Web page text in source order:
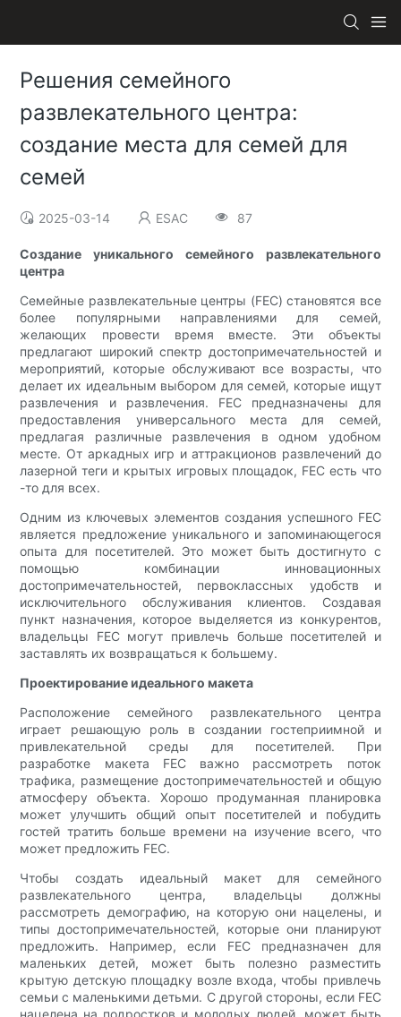
Решения семейного
развлекательного центра:
создание места для семей для
семей
2025-03-14 ESAC 87
Создание уникального семейного развлекательного
центра
Семейные развлекательные центры (FEC) становятся все
более популярными направлениями для семей,
желающих провести время вместе. Эти объекты
предлагают широкий спектр достопримечательностей и
мероприятий, которые обслуживают все возрасты, что
делает их идеальным выбором для семей, которые ищут
развлечения и развлечения. FEC предназначены для
предоставления универсального места для семей,
предлагая различные развлечения в одном удобном
месте. От аркадных игр и аттракционов развлечений до
лазерной теги и крытых игровых площадок, FEC есть что
-то для всех.
Одним из ключевых элементов создания успешного FEC
является предложение уникального и запоминающегося
опыта для посетителей. Это может быть достигнуто с
помощью комбинации инновационных
достопримечательностей, первоклассных удобств и
исключительного обслуживания клиентов. Создавая
пункт назначения, которое выделяется из конкурентов,
владельцы FEC могут привлечь больше посетителей и
заставлять их возвращаться к большему.
Проектирование идеального макета
Расположение семейного развлекательного центра
играет решающую роль в создании гостеприимной и
привлекательной среды для посетителей. При
разработке макета FEC важно рассмотреть поток
трафика, размещение достопримечательностей и общую
атмосферу объекта. Хорошо продуманная планировка
может улучшить общий опыт посетителей и побудить
гостей тратить больше времени на изучение всего, что
может предложить FEC.
Чтобы создать идеальный макет для семейного
развлекательного центра, владельцы должны
рассмотреть демографию, на которую они нацелены, и
типы достопримечательностей, которые они планируют
предложить. Например, если FEC предназначен для
маленьких детей, может быть полезно разместить
крытую детскую площадку возле входа, чтобы привлечь
семьи с маленькими детьми. С другой стороны, если FEC